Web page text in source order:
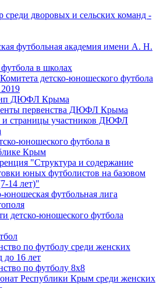
среди дворовых и сельских команд -
футбольная академия имени А. Н.
в школах
детско-юношеского футбола
ДЮФЛ Крыма
первенства ДЮФЛ Крыма
страницы участников ДЮФЛ
юношеского футбола в
Крым
"Структура и содержание
юных футболистов на базовом
14 лет)"
юношеская футбольная лига
детско-юношеского футбола
по футболу среди женских
до 16 лет
по футболу 8х8
Республики Крым среди женских